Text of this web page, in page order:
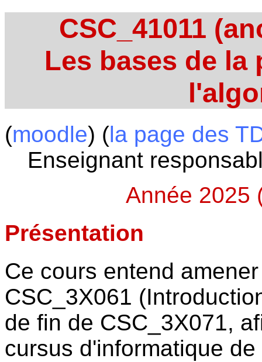
CSC_41011
Les bases de la
(moodle) (la page des
Enseignant
Année 2025
Présentation
Ce cours entend
CSC_3X061
de fin de CSC_3X071,
cursus d'informatique